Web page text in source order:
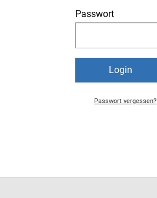
Passwort
Passwort vergessen?